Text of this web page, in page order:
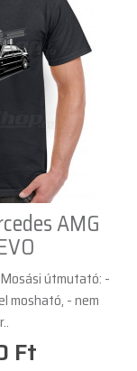
AMG
útmutató: -
mosható, - nem
Ft